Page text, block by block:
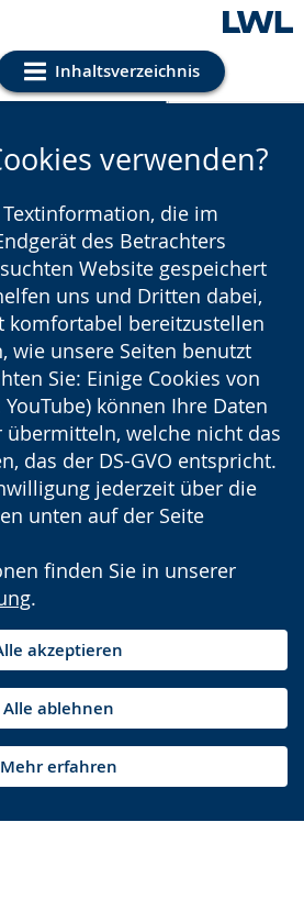
Inhaltsverzeichnis
Einstellungen
verwenden?
die im
des Betrachters
Website gespeichert
uns und Dritten dabei,
komfortabel bereitzustellen
wie unsere Seiten benutzt
Sie: Einige Cookies von
können Ihre Daten
welche nicht das
das der DS-GVO entspricht.
jederzeit über die
unten auf der Seite
finden Sie in unserer
.
akzeptieren
Alle ablehnen
Mehr erfahren